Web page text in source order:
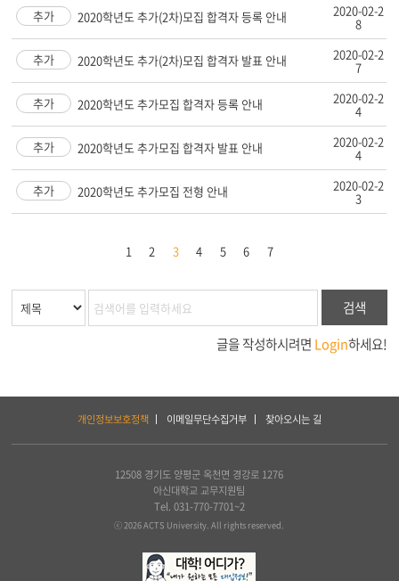
추가 2020학년도 추가(2차)모집 합격자 등록 안내 2020-02-2
8
추가 2020학년도 추가(2차)모집 합격자 발표 안내 2020-02-2
7
추가 2020학년도 추가모집 합격자 등록 안내 2020-02-2
4
추가 2020학년도 추가모집 합격자 발표 안내 2020-02-2
4
추가 2020학년도 추가모집 전형 안내 2020-02-2
3
1 2 3 4 5 6 7
검색
글을 작성하시려면 Login하세요!
개인정보보호정책 이메일무단수집거부 찾아오시는 길
12508 경기도 양평군 옥천면 경강로 1276
아신대학교 교무지원팀
Tel. 031-770-7701~2
ⓒ 2026 ACTS University. All rights reserved.